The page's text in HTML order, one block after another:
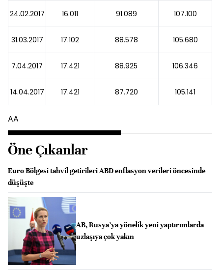
24.02.2017 16.011 91.089 107.100
31.03.2017 17.102 88.578 105.680
7.04.2017 17.421 88.925 106.346
14.04.2017 17.421 87.720 105.141
AA
Öne Çıkanlar
Euro Bölgesi tahvil getirileri ABD enflasyon verileri öncesinde
düşüşte
AB, Rusya’ya yönelik yeni yaptırımlarda
uzlaşıya çok yakın